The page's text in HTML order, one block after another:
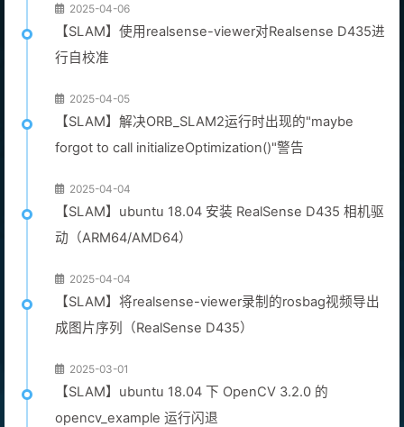
2025-04-06
【SLAM】使用realsense-viewer对Realsense D435进
行自校准
2025-04-05
【SLAM】解决ORB_SLAM2运行时出现的"maybe
forgot to call initializeOptimization()"警告
2025-04-04
【SLAM】ubuntu 18.04 安装 RealSense D435 相机驱
动（ARM64/AMD64）
2025-04-04
【SLAM】将realsense-viewer录制的rosbag视频导出
成图片序列（RealSense D435）
2025-03-01
【SLAM】ubuntu 18.04 下 OpenCV 3.2.0 的
opencv_example 运行闪退